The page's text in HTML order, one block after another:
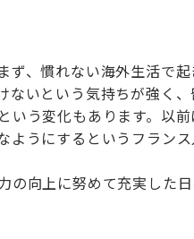
、慣れない海外生活で
いという気持ちが強く
う変化もあります。以
うにするというフラン
向上に努めて充実した日